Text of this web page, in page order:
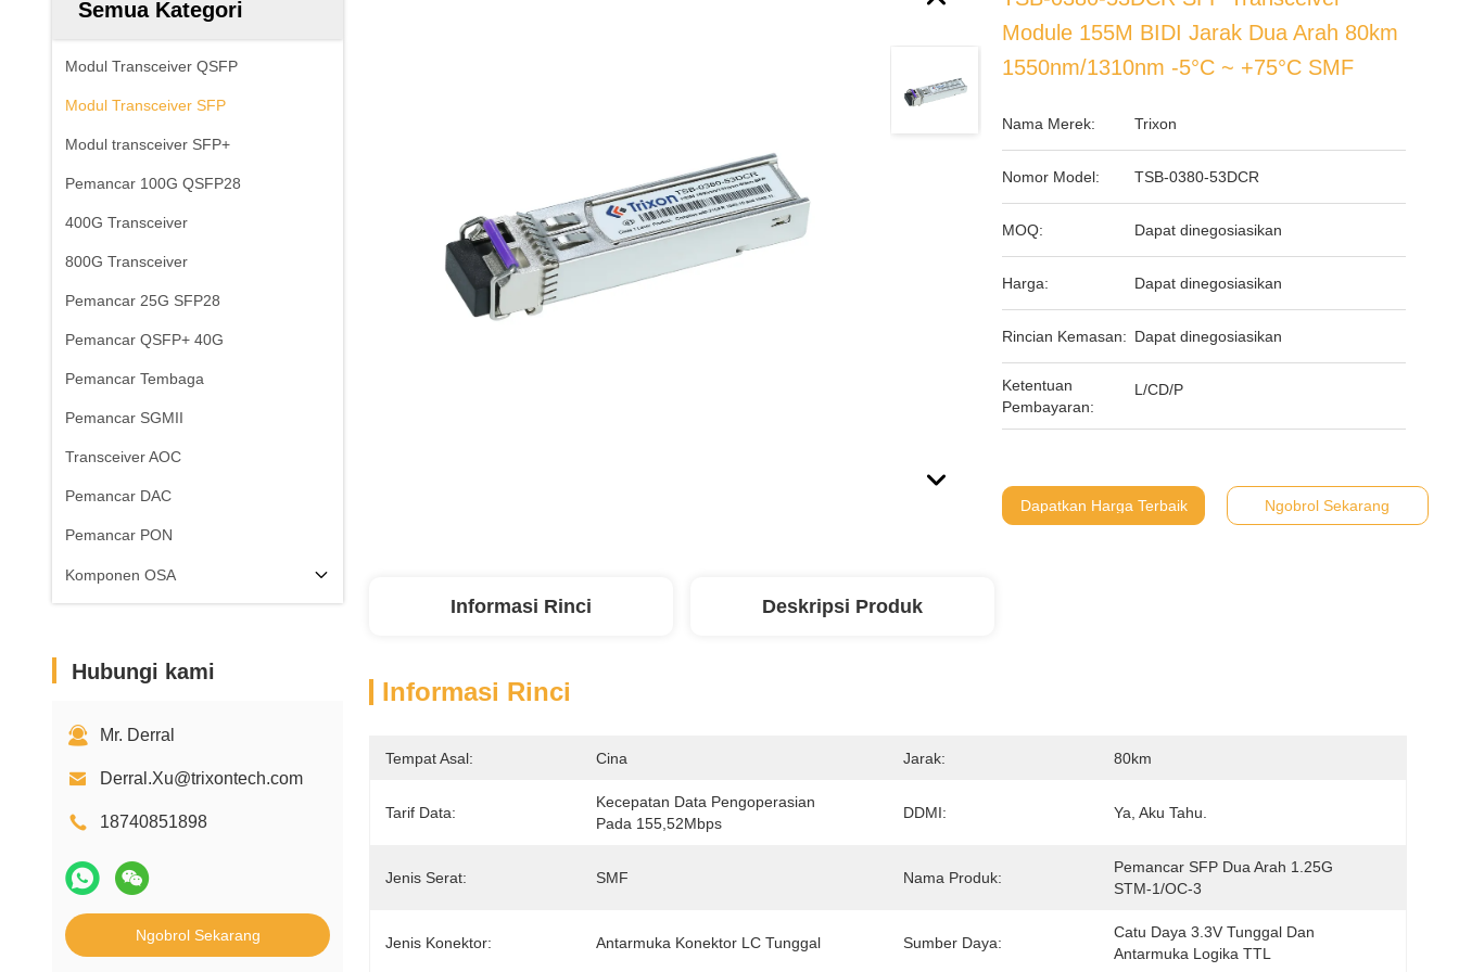
Semua Kategori
Modul Transceiver QSFP
Modul Transceiver SFP
Modul transceiver SFP+
Pemancar 100G QSFP28
400G Transceiver
800G Transceiver
Pemancar 25G SFP28
Pemancar QSFP+ 40G
Pemancar Tembaga
Pemancar SGMII
Transceiver AOC
Pemancar DAC
Pemancar PON
Komponen OSA
Hubungi kami
Mr. Derral
Derral.Xu@trixontech.com
18740851898
Ngobrol Sekarang
Module 155M BIDI Jarak Dua Arah 80km
1550nm/1310nm -5°C ~ +75°C SMF
Nama Merek: Trixon
Nomor Model: TSB-0380-53DCR
MOQ: Dapat dinegosiasikan
Harga: Dapat dinegosiasikan
Rincian Kemasan: Dapat dinegosiasikan
Ketentuan
Pembayaran:
L/CD/P
Dapatkan Harga Terbaik Ngobrol Sekarang
Informasi Rinci Deskripsi Produk
Informasi Rinci
Tempat Asal: Cina Jarak: 80km
Tarif Data:
Kecepatan Data Pengoperasian
Pada 155,52Mbps
DDMI: Ya, Aku Tahu.
Jenis Serat: SMF Nama Produk:
Pemancar SFP Dua Arah 1.25G
STM-1/OC-3
Jenis Konektor: Antarmuka Konektor LC Tunggal Sumber Daya:
Catu Daya 3.3V Tunggal Dan
Antarmuka Logika TTL